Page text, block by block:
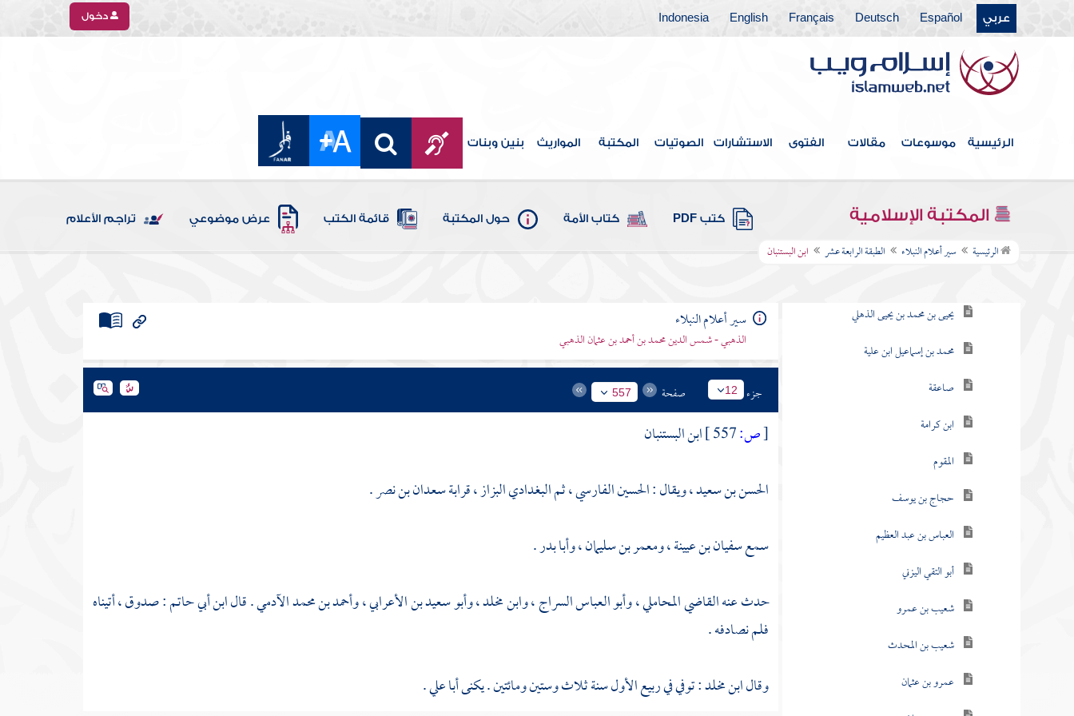
عربي Español
Deutsch
Français
English
Indonesia دخول
الرئيسية موسوعات مقالات الفتوى الاستشارات الصوتيات المكتبة المواريث بنين وبنات
المكتبة الإسلامية كتب PDF كتاب الأمة حول المكتبة قائمة الكتب عرض موضوعي تراجم الأعلام
الرئيسية سير أعلام النبلاء الطبقة الرابعة عشر ابن البستنبان
الطبقة السابعة
الطبقة التاسعة
الطبقة العاشرة
الطبقة الحادية عشرة
الطبقة الثانية عشرة
الطبقة الثالثة عشر
الطبقة الرابعة عشر
يحيى بن محمد بن يحيى الذهلي
محمد بن إسماعيل ابن علية
صاعقة
ابن كرامة
المقوم
حجاج بن يوسف
العباس بن عبد العظيم
أبو التقي اليزني
شعيب بن عمرو
شعيب بن المحدث
عمرو بن عثمان
سير أعلام النبلاء
الذهبي - شمس الدين محمد بن أحمد بن عثمان الذهبي
جزء 12 صفحة 557
[ص:
ابن البستنبان
الحسن بن سعيد ، ويقال : الحسين الفارسي ، ثم البغدادي البزاز ، قرابةسعدان بن نصر.
سمعسفيان بن عيينة،ومعمر بن سليمان،وأبا بدر.
حدث عنهالقاضي المحاملي،وأبو العباس السراج،وابن مخلد،وأبو سعيد بن الأعرابي،وأحمد بن محمد الآدمي. قال ابن أبي حاتم : صدوق ، أتيناه
فلم نصادفه .
وقالابن مخلد: توفي في ربيع الأول سنة ثلاث وستين ومائتين . يكنى أبا علي .